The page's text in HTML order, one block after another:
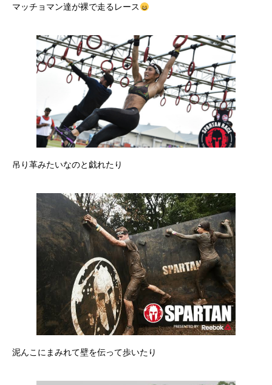
マッチョマン達が裸で走るレース
吊り革みたいなのと戯れたり
泥んこにまみれて壁を伝って歩いたり